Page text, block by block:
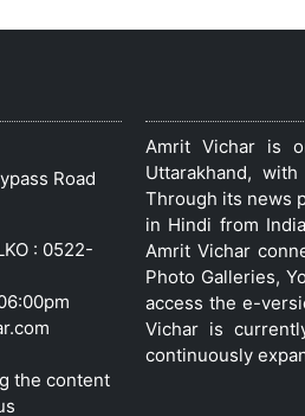
Road
: 0522-
the content
Amrit Vichar is
Uttarakhand,
Through its news
in Hindi from
Amrit Vichar
Photo Galleries,
access the e-
Vichar is
continuously